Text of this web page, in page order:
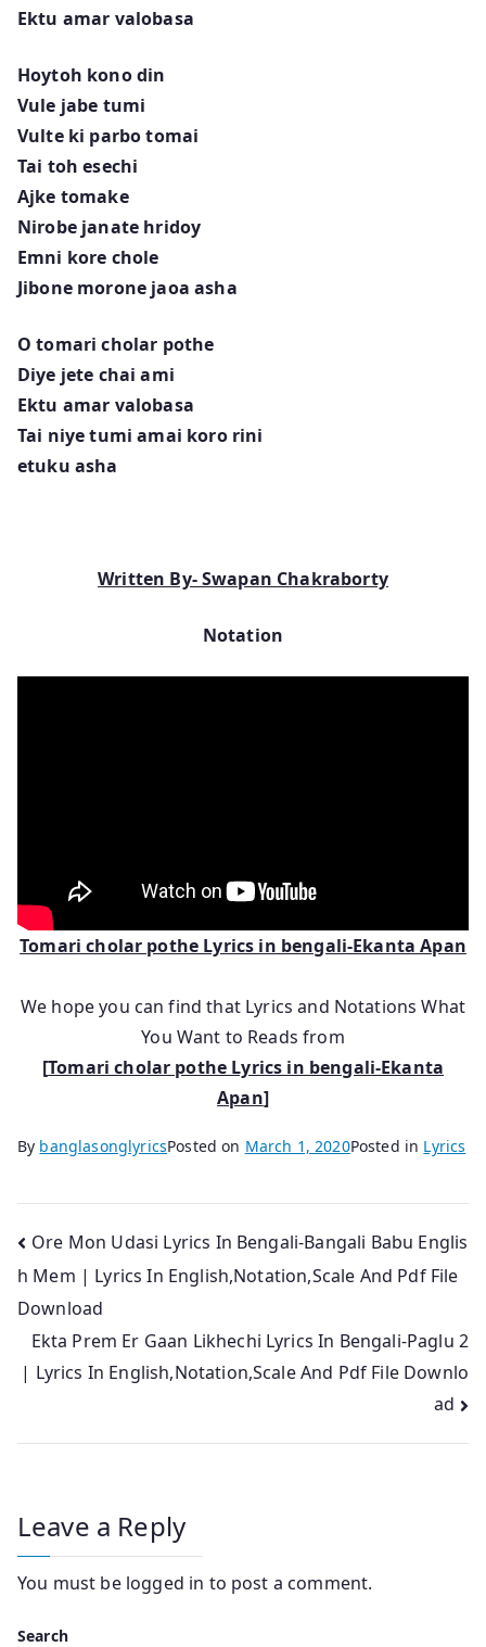
Ektu amar valobasa
Hoytoh kono din
Vule jabe tumi
Vulte ki parbo tomai
Tai toh esechi
Ajke tomake
Nirobe janate hridoy
Emni kore chole
Jibone morone jaoa asha
O tomari cholar pothe
Diye jete chai ami
Ektu amar valobasa
Tai niye tumi amai koro rini
etuku asha
Written By- Swapan Chakraborty
Notation
Tomari cholar pothe Lyrics in bengali-Ekanta Apan
We hope you can find that Lyrics and Notations What
You Want to Reads from
[Tomari cholar pothe Lyrics in bengali-Ekanta
Apan]
By banglasonglyricsPosted on March 1, 2020Posted in Lyrics
Post
navigation
Ore Mon Udasi Lyrics In Bengali-Bangali Babu Englis
h Mem | Lyrics In English,Notation,Scale And Pdf File
Download
Ekta Prem Er Gaan Likhechi Lyrics In Bengali-Paglu 2
| Lyrics In English,Notation,Scale And Pdf File Downlo
ad
Leave a Reply
You must be logged in to post a comment.
Search